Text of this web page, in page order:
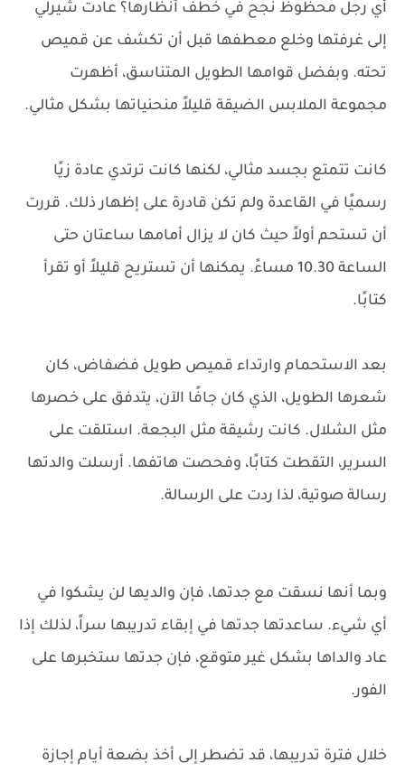
أي رجل محظوظ نجح في خطف أنظارها؟ عادت شيرلي
إلى غرفتها وخلع معطفها قبل أن تكشف عن قميص
تحته. وبفضل قوامها الطويل المتناسق، أظهرت
مجموعة الملابس الضيقة قليلاً منحنياتها بشكل مثالي.
كانت تتمتع بجسد مثالي، لكنها كانت ترتدي عادة زيًا
رسميًا في القاعدة ولم تكن قادرة على إظهار ذلك. قررت
أن تستحم أولاً حيث كان لا يزال أمامها ساعتان حتى
الساعة 10.30 مساءً. يمكنها أن تستريح قليلاً أو تقرأ
كتابًا.
بعد الاستحمام وارتداء قميص طويل فضفاض، كان
شعرها الطويل، الذي كان جافًا الآن، يتدفق على خصرها
مثل الشلال. كانت رشيقة مثل البجعة. استلقت على
السرير، التقطت كتابًا، وفحصت هاتفها. أرسلت والدتها
رسالة صوتية، لذا ردت على الرسالة.
وبما أنها نسقت مع جدتها، فإن والديها لن يشكوا في
أي شيء. ساعدتها جدتها في إبقاء تدريبها سراً، لذلك إذا
عاد والداها بشكل غير متوقع، فإن جدتها ستخبرها على
الفور.
خلال فترة تدريبها، قد تضطر إلى أخذ بضعة أيام إجازة